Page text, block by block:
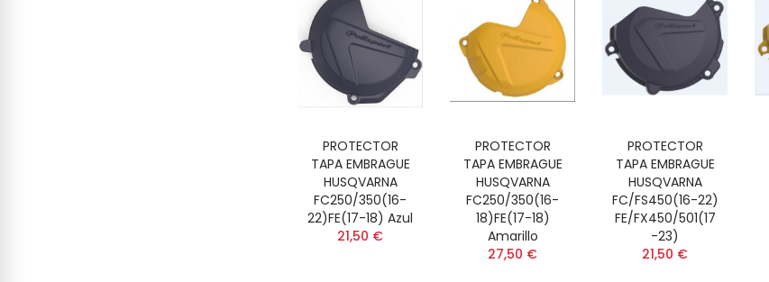
PROTECTOR
TAPA EMBRAGUE
HUSQVARNA
FC250/350(16-
22)FE(17-18) Azul
21,50 €
PROTECTOR
TAPA EMBRAGUE
HUSQVARNA
FC250/350(16-
18)FE(17-18)
Amarillo
27,50 €
PROTECTOR
TAPA EMBRAGUE
HUSQVARNA
FC/FS450(16-22)
FE/FX450/501(17
-23)
21,50 €